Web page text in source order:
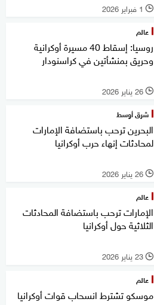
l 1 فبراير 2026
عالم
روسيا: إسقاط 40 مسيرة أوكرانية
وحريق بمنشأتين في كراسنودار
l 26 يناير 2026
شرق أوسط
البحرين ترحب باستضافة الإمارات
لمحادثات إنهاء حرب أوكرانيا
l 26 يناير 2026
عالم
الإمارات ترحب باستضافة المحادثات
الثلاثية حول أوكرانيا
l 23 يناير 2026
عالم
موسكو تشترط انسحاب قوات أوكرانيا